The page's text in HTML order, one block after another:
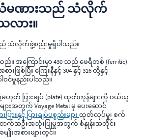
မဏားသည် သံလိုက်
လား။
သံလိုက်ဖွဲ့စည်းမှုရှိပါသည်။
။ အကြောင်းမှာ 430 သည် ဖေရီတစ် (ferritic)
ြစ်ပြီး ကြေးနီနှင့် 304 နှင့် 316 တို့နှင့်
င်မှုနည်းပါသည်။
မဟုတ် ပြားချပ် (plate) ထုတ်ကုန်များကို ဝယ်ယူ
အတွက် Voyage Metal မှ ပေးဆောင်
းနှင့် ပြားချပ်ပစ္စည်းများ ထုတ်လုပ်မှု၊ စက်
ဆောက်အဦးအသုံးပြုမှုအတွက် စံနှုန်းအတိုင်း
းအစားများတွင်။